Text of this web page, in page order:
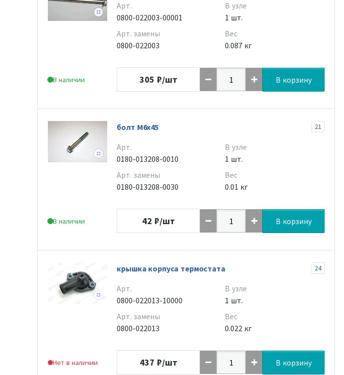
В наличии
Арт.
0800-022003-00001
Арт. замены
0800-022003
В узле
1 шт.
Вес
0.087 кг
305 ₽/шт В корзину
В наличии
болт М6х45 21
Арт.
0180-013208-0010
Арт. замены
0180-013208-0030
В узле
1 шт.
Вес
0.01 кг
42 ₽/шт В корзину
Нет в наличии
крышка корпуса термостата 24
Арт.
0800-022013-10000
Арт. замены
0800-022013
В узле
1 шт.
Вес
0.022 кг
437 ₽/шт В корзину